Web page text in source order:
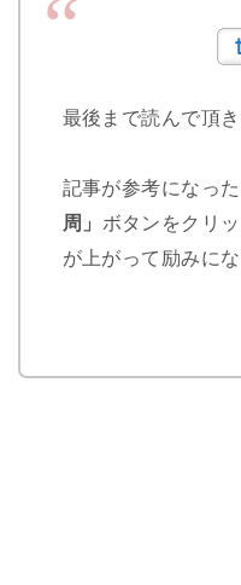
最後まで読んで頂
記事が参考になっ
周」 ボタンをクリ
が上がって励みに